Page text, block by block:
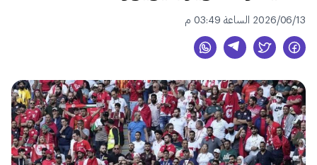
2026/06/13 الساعة 03:49 م